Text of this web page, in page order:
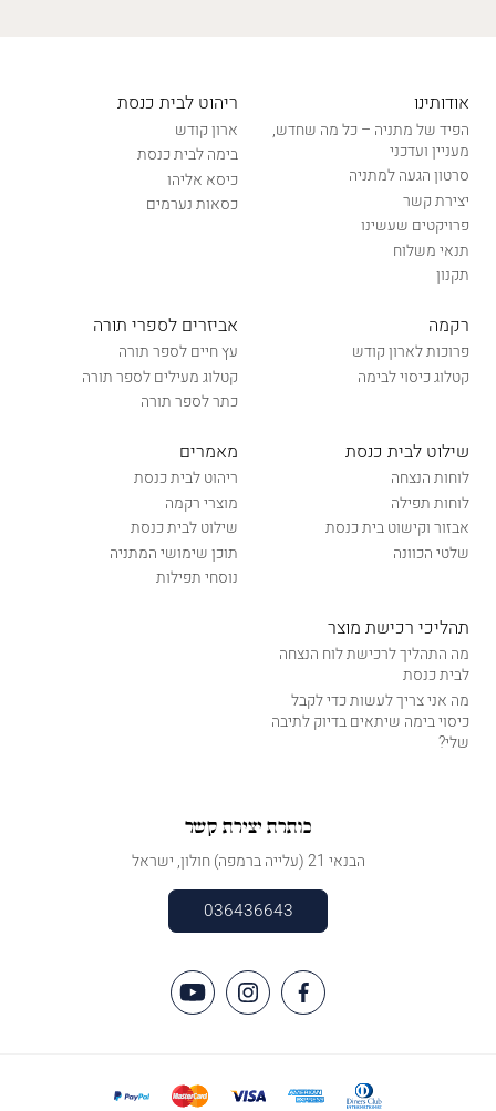
אודותינו
הפיד של מתניה – כל מה שחדש,
מעניין ועדכני
סרטון הגעה למתניה
יצירת קשר
פרויקטים שעשינו
תנאי משלוח
תקנון
ריהוט לבית כנסת
ארון קודש
בימה לבית כנסת
כיסא אליהו
כסאות נערמים
רקמה
פרוכות לארון קודש
קטלוג כיסוי לבימה
אביזרים לספרי תורה
עץ חיים לספר תורה
קטלוג מעילים לספר תורה
כתר לספר תורה
שילוט לבית כנסת
לוחות הנצחה
לוחות תפילה
אבזור וקישוט בית כנסת
שלטי הכוונה
מאמרים
ריהוט לבית כנסת
מוצרי רקמה
שילוט לבית כנסת
תוכן שימושי המתניה
נוסחי תפילות
תהליכי רכישת מוצר
מה התהליך לרכישת לוח הנצחה
לבית כנסת
מה אני צריך לעשות כדי לקבל
כיסוי בימה שיתאים בדיוק לתיבה
שלי?
כותרת יצירת קשר
הבנאי 21 (עלייה ברמפה) חולון, ישראל
036436643